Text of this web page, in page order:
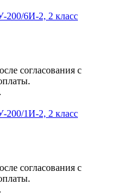
6И-2, 2 класс
согласования с
1И-2, 2 класс
согласования с